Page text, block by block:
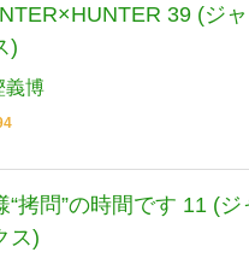
39 (ジ
)
義博
“拷問”の時間です 11 (ジ
ス)